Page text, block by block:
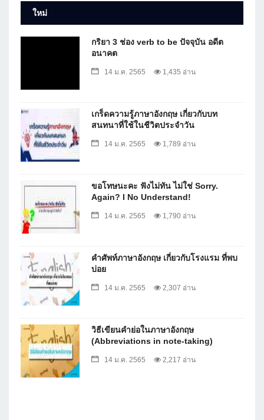
ใหม่
กริยา 3 ช่อง verb to be ปัจจุบัน อดีต
อนาคต
14 ม.ค. 2565 1,435 อ่าน
เกร็ดความรู้ภาษาอังกฤษ เกี่ยวกับบท
สนทนาที่ใช้ในชีวิตประจำวัน
14 ม.ค. 2565 1,789 อ่าน
ขอโทษนะคะ ฟังไม่ทัน ไม่ใช่ Sorry.
Again? I No Understand!
14 ม.ค. 2565 1,790 อ่าน
คำศัพท์ภาษาอังกฤษ เกี่ยวกับโรงแรม ที่พบ
บ่อย
14 ม.ค. 2565 2,307 อ่าน
วิธีเขียนคำย่อในภาษาอังกฤษ
(Abbreviations in note-taking)
14 ม.ค. 2565 2,217 อ่าน